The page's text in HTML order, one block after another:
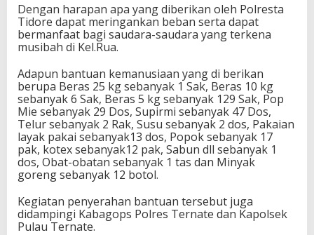
Dengan harapan apa yang diberikan oleh Polresta
Tidore dapat meringankan beban serta dapat
bermanfaat bagi saudara-saudara yang terkena
musibah di Kel.Rua.
Adapun bantuan kemanusiaan yang di berikan
berupa Beras 25 kg sebanyak 1 Sak, Beras 10 kg
sebanyak 6 Sak, Beras 5 kg sebanyak 129 Sak, Pop
Mie sebanyak 29 Dos, Supirmi sebanyak 47 Dos,
Telur sebanyak 2 Rak, Susu sebanyak 2 dos, Pakaian
layak pakai sebanyak13 dos, Popok sebanyak 17
pak, kotex sebanyak12 pak, Sabun dll sebanyak 1
dos, Obat-obatan sebanyak 1 tas dan Minyak
goreng sebanyak 12 botol.
Kegiatan penyerahan bantuan tersebut juga
didampingi Kabagops Polres Ternate dan Kapolsek
Pulau Ternate.